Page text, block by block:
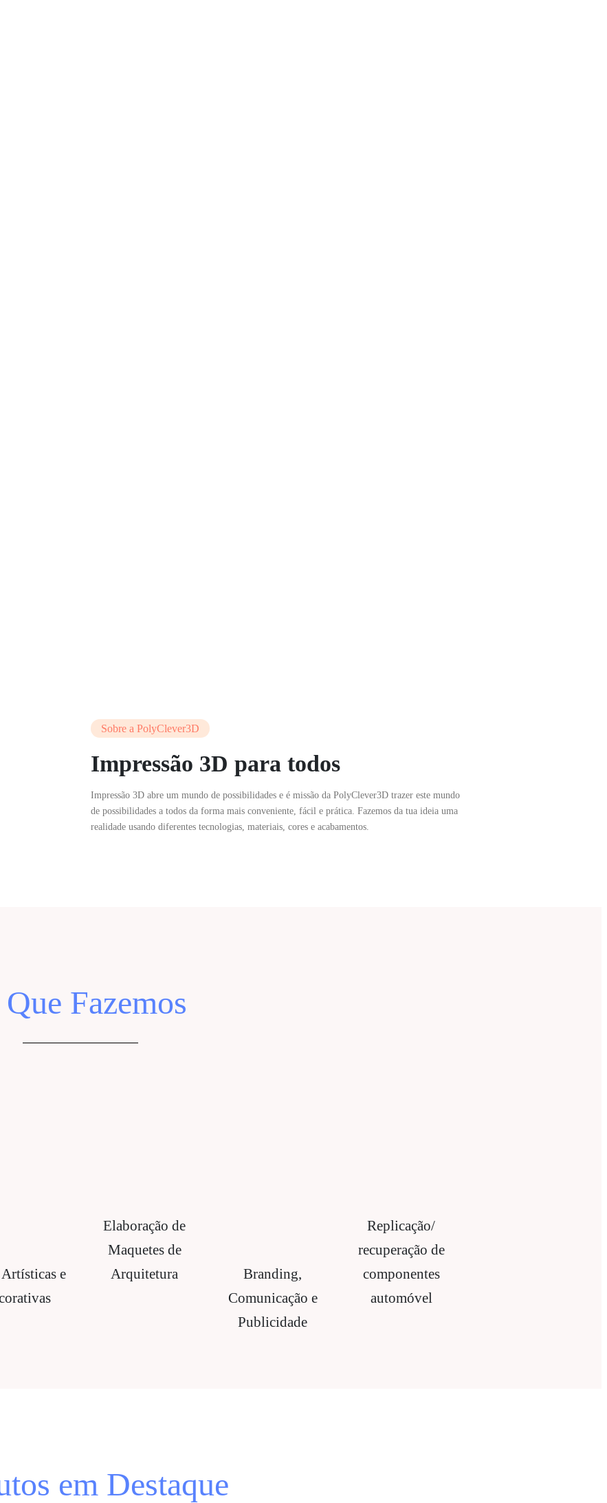
Sobre a PolyClever3D
Impressão 3D para todos
Impressão 3D abre um mundo de possibilidades e é missão da PolyClever3D trazer este mundo
de possibilidades a todos da forma mais conveniente, fácil e prática. Fazemos da tua ideia uma
realidade usando diferentes tecnologias, materiais, cores e acabamentos.
Fazemos
Artísticas e
Elaboração de
Maquetes de
Arquitetura
Branding,
Comunicação e
Publicidade
Replicação/
recuperação de
componentes
automóvel
em Destaque